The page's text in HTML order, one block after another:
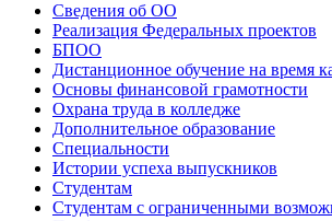
Сведения об ОО
Реализация Федеральных проектов
БПОО
Дистанционное обучение на время
Основы финансовой грамотности
Охрана труда в колледже
Дополнительное образование
Специальности
Истории успеха выпускников
Студентам
Студентам с ограниченными